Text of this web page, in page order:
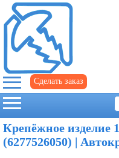
Сделать заказ
Крепёжное изделие
(6277526050) |